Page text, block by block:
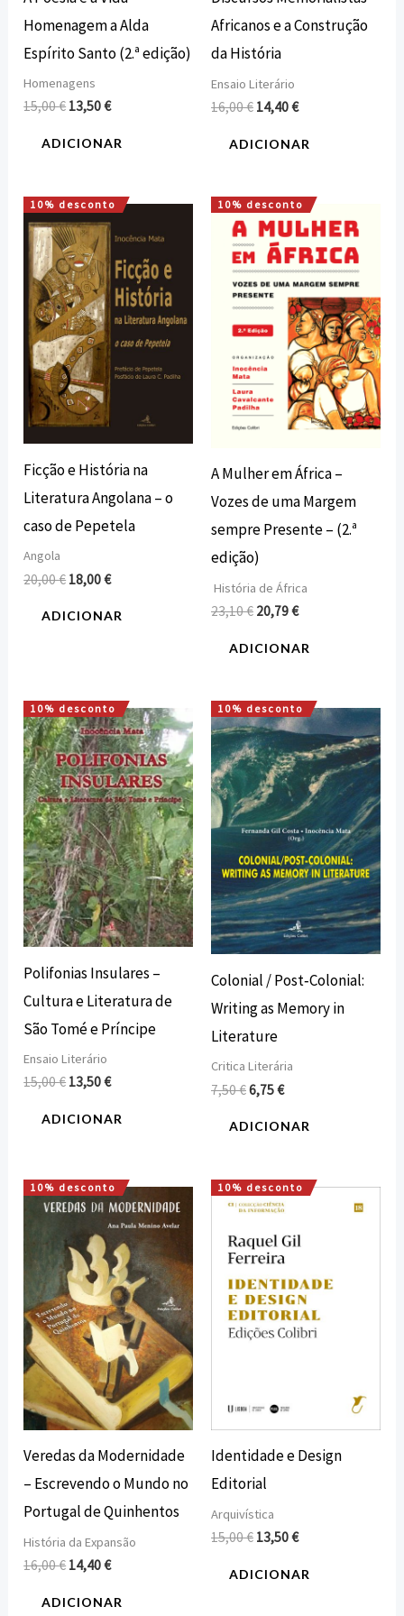
Homenagem a Alda
Espírito Santo (2.ª edição)
Homenagens
15,00€ 13,50€
ADICIONAR
Africanos e a Construção
da História
Ensaio Literário
16,00€ 14,40€
ADICIONAR
10% desconto
Ficção e História na
Literatura Angolana – o
caso de Pepetela
Angola
20,00€
O
preço
original
era:
20,00 €.
18,00€
O
preço
atual
é:
18,00 €.
ADICIONAR
10% desconto
A Mulher em África –
Vozes de uma Margem
sempre Presente – (2.ª
edição)
História de África
23,10€
O
preço
original
era:
23,10 €.
20,79€
O
preço
atual
é:
20,79 €.
ADICIONAR
10% desconto
Polifonias Insulares –
Cultura e Literatura de
São Tomé e Príncipe
Ensaio Literário
15,00€
O
preço
original
era:
15,00 €.
13,50€
O
preço
atual
é:
13,50 €.
ADICIONAR
10% desconto
Colonial / Post‐Colonial:
Writing as Memory in
Literature
Critica Literária
7,50€
O
preço
original
era:
7,50 €.
6,75€
O
preço
atual
é:
6,75 €.
ADICIONAR
10% desconto
Veredas da Modernidade
– Escrevendo o Mundo no
Portugal de Quinhentos
História da Expansão
16,00€
O
preço
original
era:
16,00 €.
14,40€
O
preço
atual
é:
14,40 €.
ADICIONAR
10% desconto
Identidade e Design
Editorial
Arquivística
15,00€
O
preço
era:
15,00 €.
13,50€
O
é:
ADICIONAR